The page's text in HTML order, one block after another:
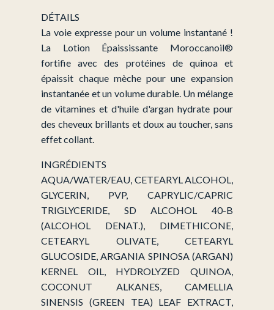
DÉTAILS
La voie expresse pour un volume instantané !
La Lotion Épaississante Moroccanoil®
fortifie avec des protéines de quinoa et
épaissit chaque mèche pour une expansion
instantanée et un volume durable. Un mélange
de vitamines et d'huile d'argan hydrate pour
des cheveux brillants et doux au toucher, sans
effet collant.
INGRÉDIENTS
AQUA/WATER/EAU, CETEARYL ALCOHOL,
GLYCERIN, PVP, CAPRYLIC/CAPRIC
TRIGLYCERIDE, SD ALCOHOL 40-B
(ALCOHOL DENAT.), DIMETHICONE,
CETEARYL OLIVATE, CETEARYL
GLUCOSIDE, ARGANIA SPINOSA (ARGAN)
KERNEL OIL, HYDROLYZED QUINOA,
COCONUT ALKANES, CAMELLIA
SINENSIS (GREEN TEA) LEAF EXTRACT,